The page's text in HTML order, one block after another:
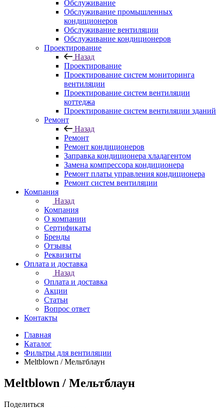
Обслуживание
Обслуживание промышленных
кондиционеров
Обслуживание вентиляции
Обслуживание кондиционеров
Проектирование
Назад
Проектирование
Проектирование систем мониторинга
вентиляции
Проектирование систем вентиляции
коттеджа
Проектирование систем вентиляции зданий
Ремонт
Назад
Ремонт
Ремонт кондиционеров
Заправка кондиционера хладагентом
Замена компрессора кондиционера
Ремонт платы управления кондиционера
Ремонт систем вентиляции
Компания
Назад
Компания
О компании
Сертификаты
Бренды
Отзывы
Реквизиты
Оплата и доставка
Назад
Оплата и доставка
Акции
Статьи
Вопрос ответ
Контакты
Главная
Каталог
Фильтры для вентиляции
Meltblown / Мельтблаун
Meltblown / Мельтблаун
Поделиться